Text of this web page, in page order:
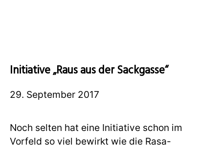
Initiative „Raus aus der Sackgasse“
29. September 2017
Noch selten hat eine Initiative schon im
Vorfeld so viel bewirkt wie die Rasa-